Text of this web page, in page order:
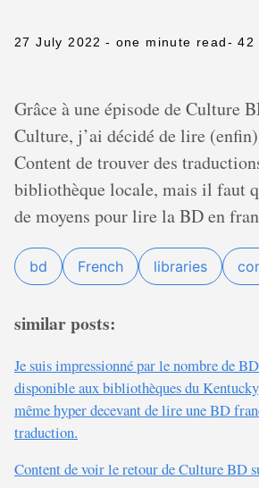
27 July 2022 - one minute read- 42
Grâce à une épisode de Culture
Culture, j’ai décidé de lire
Content de trouver des
bibliothèque locale, mais il faut
de moyens pour lire la BD en
bd French libraries
similar posts:
Je suis impressionné par le nombre de
disponible aux bibliothèques du
même hyper decevant de lire une BD
traduction.
Content de voir le retour de Culture BD